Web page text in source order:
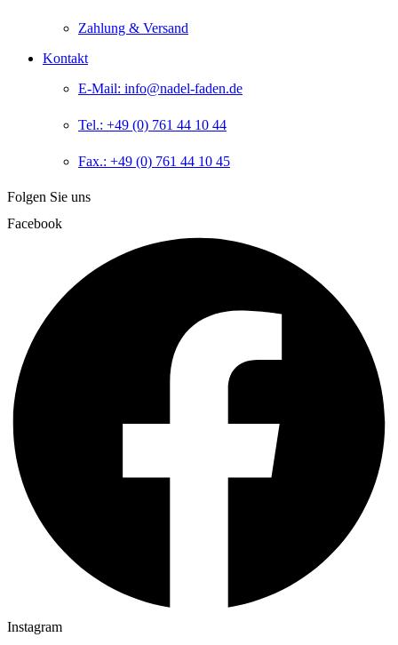
Zahlung & Versand
Kontakt
E-Mail: info@nadel-faden.de
Tel.: +49 (0) 761 44 10 44
Fax.: +49 (0) 761 44 10 45
Folgen Sie uns
Facebook
Instagram